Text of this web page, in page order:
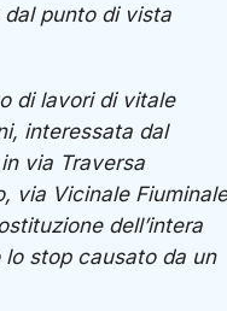
punto di vista
di lavori di vitale
interessata dal
via Traversa
via Vicinale Fiuminale
dell’intera
stop causato da un